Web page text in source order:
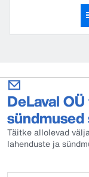
DeLaval
Täitke allolevad
lahenduste ja